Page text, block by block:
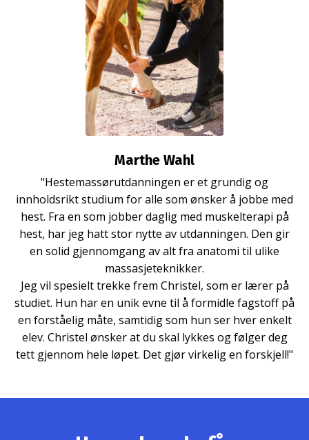
Marthe Wahl
"Hestemassørutdanningen er et grundig og
innholdsrikt studium for alle som ønsker å jobbe med
hest. Fra en som jobber daglig med muskelterapi på
hest, har jeg hatt stor nytte av utdanningen. Den gir
en solid gjennomgang av alt fra anatomi til ulike
massasjeteknikker.
Jeg vil spesielt trekke frem Christel, som er lærer på
studiet. Hun har en unik evne til å formidle fagstoff på
en forståelig måte, samtidig som hun ser hver enkelt
elev. Christel ønsker at du skal lykkes og følger deg
tett gjennom hele løpet. Det gjør virkelig en forskjell!"